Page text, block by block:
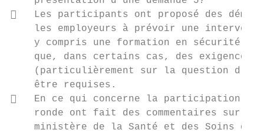
   Les participants ont proposé des
les employeurs à prévoir une
y compris une formation en sécurité
que, dans certains cas, des exigences
(particulièrement sur la question
    être requises.
   En ce qui concerne la participation
ronde ont fait des commentaires sur
ministère de la Santé et des Soins de